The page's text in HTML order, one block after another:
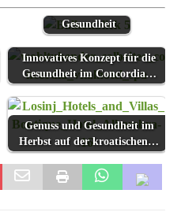
die eigene
Gesundheit
Innovatives Konzept für die
Gesundheit im Concordia…
Genuss und Gesundheit im
Herbst auf der kroatischen…